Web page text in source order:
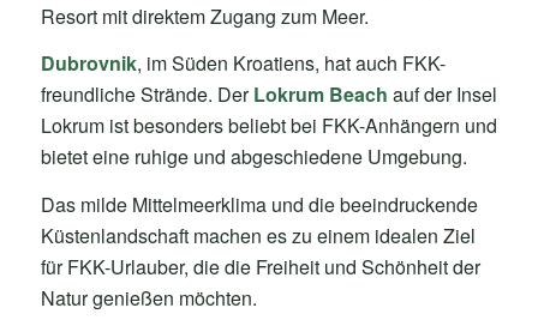
Resort mit direktem Zugang zum Meer.
Dubrovnik, im Süden Kroatiens, hat auch FKK-
freundliche Strände. DerLokrum Beach auf der Insel
Lokrum ist besonders beliebt bei FKK-Anhängern und
bietet eine ruhige und abgeschiedene Umgebung.
Das milde Mittelmeerklima und die beeindruckende
Küstenlandschaft machen es zu einem idealen Ziel
für FKK-Urlauber, die die Freiheit und Schönheit der
Natur genießen möchten.